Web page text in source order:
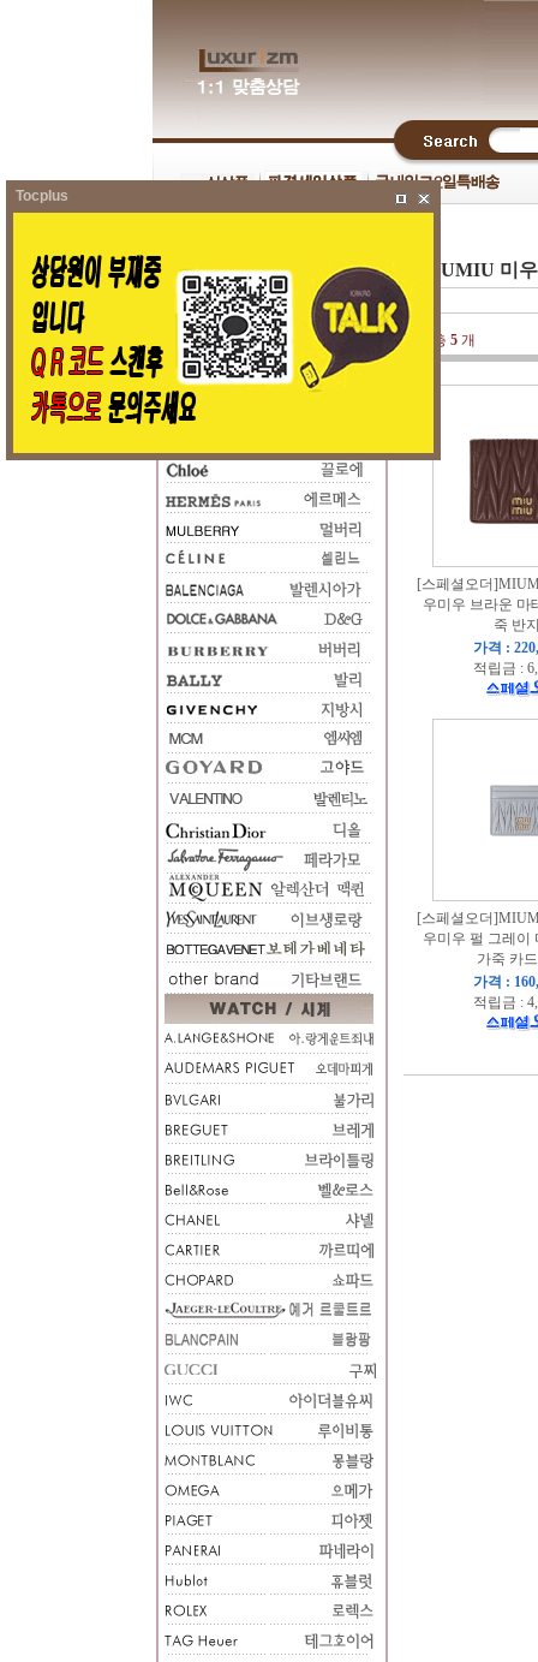
MIUMIU 미
총 5개
[스페셜오더
우미우 브라운 마
죽 반
가격 :
적립금 :
[스페셜오더
우미우 펄 그레이
가죽 카
가격 :
적립금 :
Tocplus